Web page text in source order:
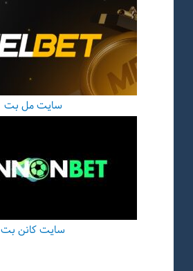
سایت مل بت
سایت کانن بت